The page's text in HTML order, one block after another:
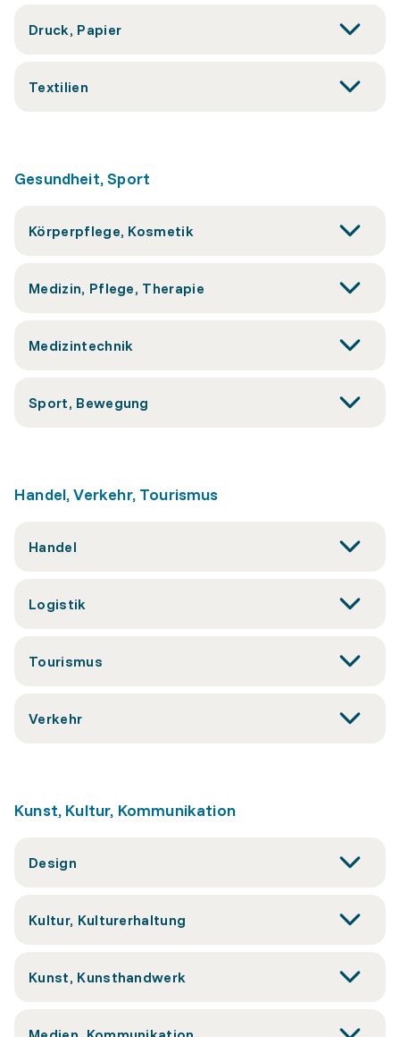
Druck, Papier
Textilien
Gesundheit, Sport
Körperpflege, Kosmetik
Medizin, Pflege, Therapie
Medizintechnik
Sport, Bewegung
Handel, Verkehr, Tourismus
Handel
Logistik
Tourismus
Verkehr
Kunst, Kultur, Kommunikation
Design
Kultur, Kulturerhaltung
Kunst, Kunsthandwerk